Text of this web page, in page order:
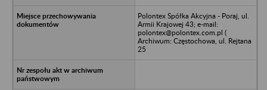
Polontex Spółka Akcyjna - Poraj, ul.
Armii Krajowej 43; e-mail:
polontex@polontex.com.pl (
Archiwum: Częstochowa, ul. Rejtana
25